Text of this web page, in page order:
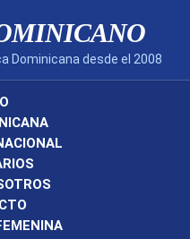
Dominicana desde el 2008